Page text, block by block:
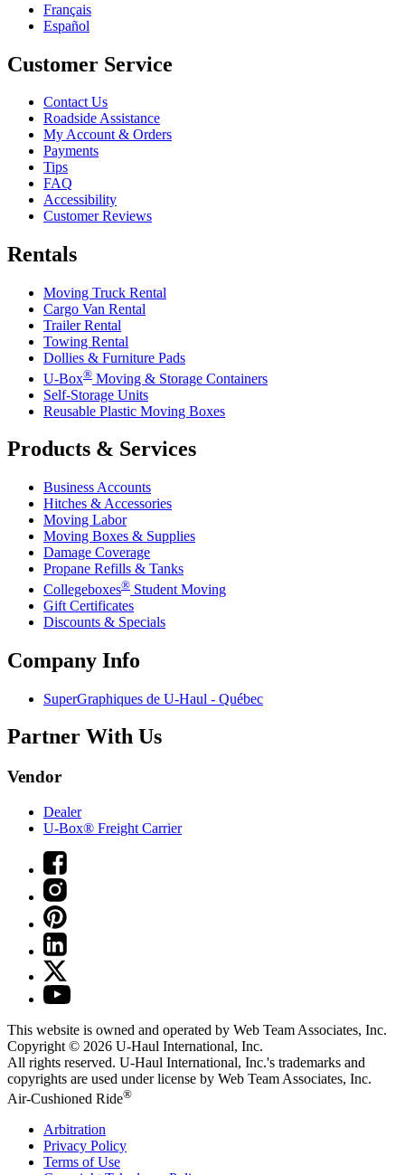
Français
Español
Customer Service
Contact Us
Roadside Assistance
My Account & Orders
Payments
Tips
FAQ
Accessibility
Customer Reviews
Rentals
Moving Truck Rental
Cargo Van Rental
Trailer Rental
Towing Rental
Dollies & Furniture Pads
U-Box® Moving & Storage Containers
Self-Storage Units
Reusable Plastic Moving Boxes
Products & Services
Business Accounts
Hitches & Accessories
Moving Labor
Moving Boxes & Supplies
Damage Coverage
Propane Refills & Tanks
Collegeboxes® Student Moving
Gift Certificates
Discounts & Specials
Company Info
SuperGraphiques de U-Haul - Québec
Partner With Us
Vendor
Dealer
U-Box® Freight Carrier
This website is owned and operated by Web Team Associates, Inc.
Copyright © 2026 U-Haul International, Inc.
All rights reserved. U-Haul International, Inc.'s trademarks and
copyrights are used under license by Web Team Associates, Inc.
Air-Cushioned Ride®
Arbitration
Privacy Policy
Terms of Use